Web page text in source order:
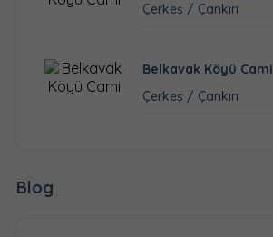
Çerkeş / Çankırı
Belkavak Köyü Cami
Çerkeş / Çankırı
Blog